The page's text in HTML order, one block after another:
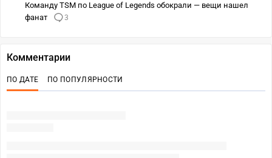
Команду TSM по League of Legends обокрали — вещи нашел
фанат
3
Комментарии
ПО ДАТЕ ПО ПОПУЛЯРНОСТИ